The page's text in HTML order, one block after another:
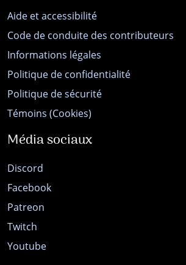
Aide et accessibilité
Code de conduite des contributeurs
Informations légales
Politique de confidentialité
Politique de sécurité
Témoins (Cookies)
Média sociaux
Discord
Facebook
Patreon
Twitch
Youtube